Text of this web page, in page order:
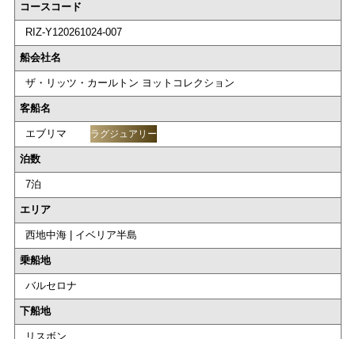
コースコード
RIZ-Y120261024-007
船会社名
ザ・リッツ・カールトン ヨットコレクション
客船名
エブリマ ラグジュアリー
泊数
7泊
エリア
西地中海 | イベリア半島
乗船地
バルセロナ
下船地
リスボン